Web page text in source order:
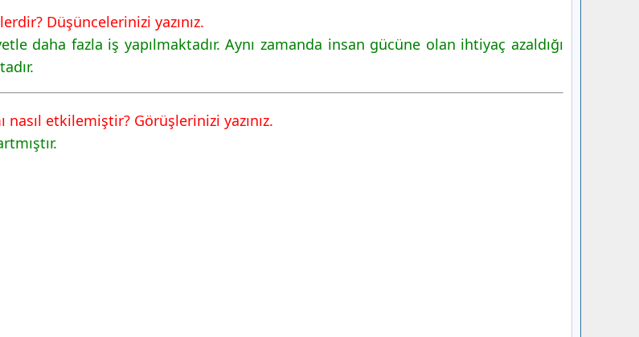
Düşüncelerinizi yazınız.
daha fazla iş yapılmaktadır. Aynı zamanda insan gücüne olan ihtiyaç azaldığı
etkilemiştir? Görüşlerinizi yazınız.